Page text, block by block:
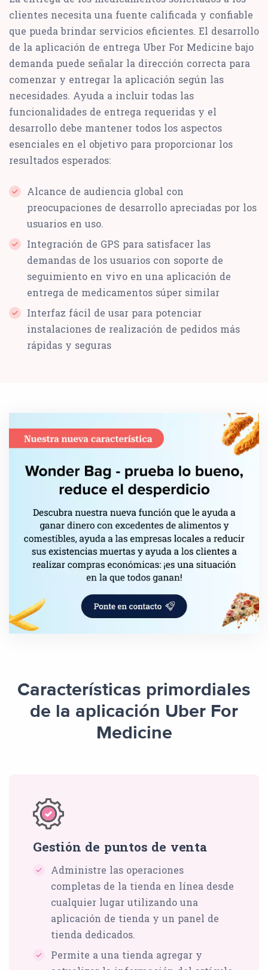
clientes necesita una fuente calificada y confiable
que pueda brindar servicios eficientes. El desarrollo
de la aplicación de entrega Uber For Medicine bajo
demanda puede señalar la dirección correcta para
comenzar y entregar la aplicación según las
necesidades. Ayuda a incluir todas las
funcionalidades de entrega requeridas y el
desarrollo debe mantener todos los aspectos
esenciales en el objetivo para proporcionar los
resultados esperados:
Alcance de audiencia global con
preocupaciones de desarrollo apreciadas por los
usuarios en uso.
Integración de GPS para satisfacer las
demandas de los usuarios con soporte de
seguimiento en vivo en una aplicación de
entrega de medicamentos súper similar
Interfaz fácil de usar para potenciar
instalaciones de realización de pedidos más
rápidas y seguras
Características primordiales
de la aplicación Uber For
Medicine
Gestión de puntos de venta
Administre las operaciones
completas de la tienda en línea desde
cualquier lugar utilizando una
aplicación de tienda y un panel de
tienda dedicados.
Permite a una tienda agregar y